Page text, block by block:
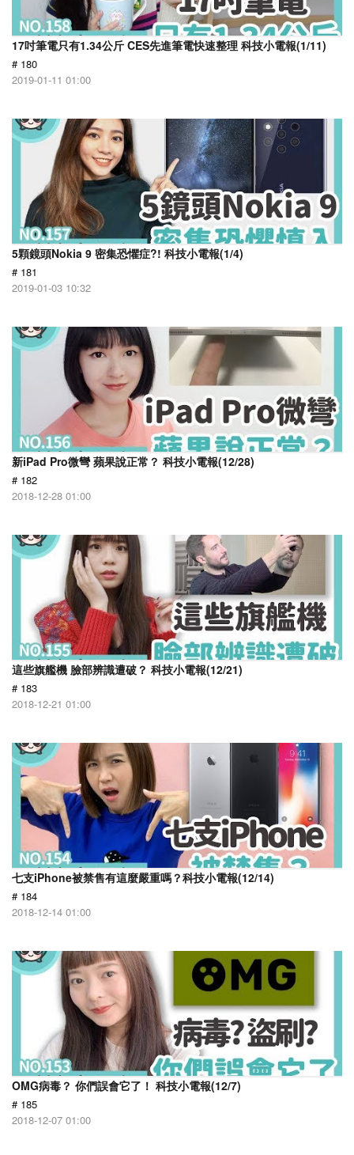
17吋筆電只有1.34公斤 CES先進筆電快速整理 科技小電報(1/11)
# 180
2019-01-11 01:00
5顆鏡頭Nokia 9 密集恐懼症?! 科技小電報(1/4)
# 181
2019-01-03 10:32
新iPad Pro微彎 蘋果說正常？ 科技小電報(12/28)
# 182
2018-12-28 01:00
這些旗艦機 臉部辨識遭破？ 科技小電報(12/21)
# 183
2018-12-21 01:00
七支iPhone被禁售有這麼嚴重嗎？科技小電報(12/14)
# 184
2018-12-14 01:00
OMG病毒？ 你們誤會它了！ 科技小電報(12/7)
# 185
2018-12-07 01:00